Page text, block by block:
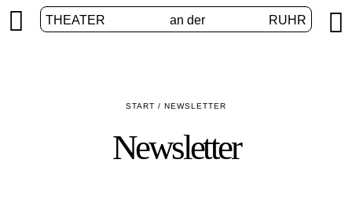
THEATER an der RUHR
 
START / NEWSLETTER
Newsletter